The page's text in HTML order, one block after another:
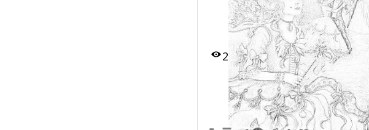
зонтом, надписи "Полуночный
маскарад", "Школа Вышивки",
надпись "Обзор" в квадратной
рамке"
2